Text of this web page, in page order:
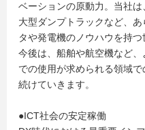
ベーションの原動力。当社
大型ダンプトラックなど、
タや発電機のノウハウを持つ
今後は、船舶や航空機など
での使用が求められる領域
続けていきます。
●ICT社会の安定稼働